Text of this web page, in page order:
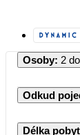
Osoby: 2
Odkud
Délka